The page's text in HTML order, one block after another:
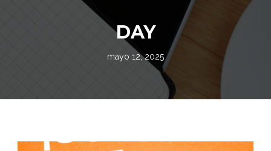
DAY
mayo 12, 2025